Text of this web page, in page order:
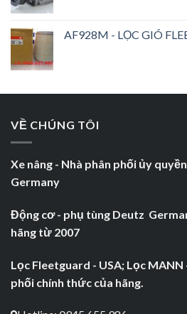
AF928M - LỌC GIÓ
VỀ CHÚNG TÔI
Xe nâng - Nhà phân phối ủy
Germany
Động cơ - phụ tùng Deutz
hãng từ 2007
Lọc Fleetguard - USA; Lọc
phối chính thức của hãng.